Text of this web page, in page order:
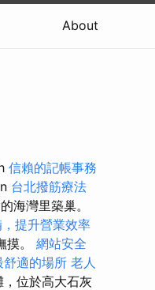
About
信賴的記帳事務
台北撥筋療法
海灣里築巢。
提升營業效率
摸。 網站安全
舒適的場所 老人
位於高大石灰